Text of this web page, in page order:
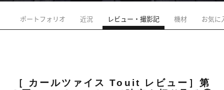
ポートフォリオ 近況 レビュー・撮影記 機材 お気に
［ カールツァイス Touit レビュー］第